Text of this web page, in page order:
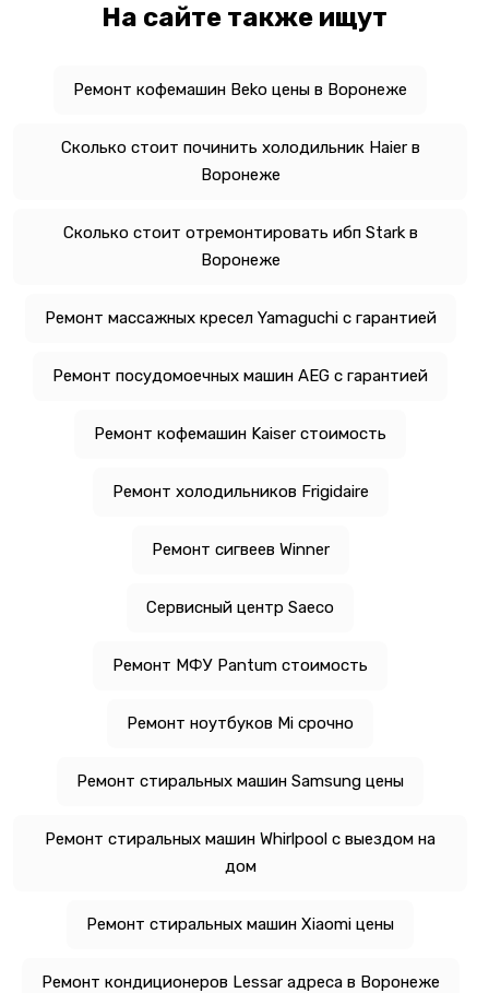
На сайте также ищут
Ремонт кофемашин Beko цены в Воронеже
Сколько стоит починить холодильник Haier в
Воронеже
Сколько стоит отремонтировать ибп Stark в
Воронеже
Ремонт массажных кресел Yamaguchi с гарантией
Ремонт посудомоечных машин AEG с гарантией
Ремонт кофемашин Kaiser стоимость
Ремонт холодильников Frigidaire
Ремонт сигвеев Winner
Сервисный центр Saeco
Ремонт МФУ Pantum стоимость
Ремонт ноутбуков Mi срочно
Ремонт стиральных машин Samsung цены
Ремонт стиральных машин Whirlpool с выездом на
дом
Ремонт стиральных машин Xiaomi цены
Ремонт кондиционеров Lessar адреса в Воронеже